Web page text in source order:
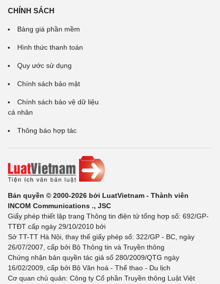
CHÍNH SÁCH
Bảng giá phần mềm
Hình thức thanh toán
Quy ước sử dụng
Chính sách bảo mật
Chính sách bảo vệ dữ liệu
cá nhân
Thông báo hợp tác
Bản quyền © 2000-2026 bởi LuatVietnam - Thành viên
INCOM Communications ., JSC
Giấy phép thiết lập trang Thông tin điện tử tổng hợp số: 692/GP-
TTĐT cấp ngày 29/10/2010 bởi
Sở TT-TT Hà Nội, thay thế giấy phép số: 322/GP - BC, ngày
26/07/2007, cấp bởi Bộ Thông tin và Truyền thông
Chứng nhận bản quyền tác giả số 280/2009/QTG ngày
16/02/2009, cấp bởi Bộ Văn hoá - Thể thao - Du lịch
Cơ quan chủ quản: Công ty Cổ phần Truyền thông Luật Việt